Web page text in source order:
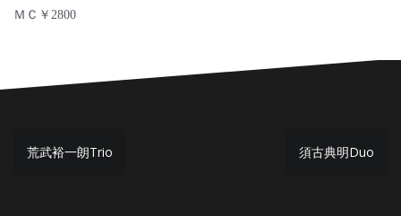
ＭＣ￥2800
投
荒武裕一朗Trio 須古典明Duo